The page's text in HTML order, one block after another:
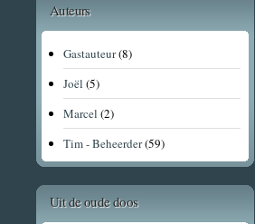
Auteurs
Gastauteur(8)
Joël (5)
Marcel (2)
Tim - Beheerder(59)
Uit de oude doos